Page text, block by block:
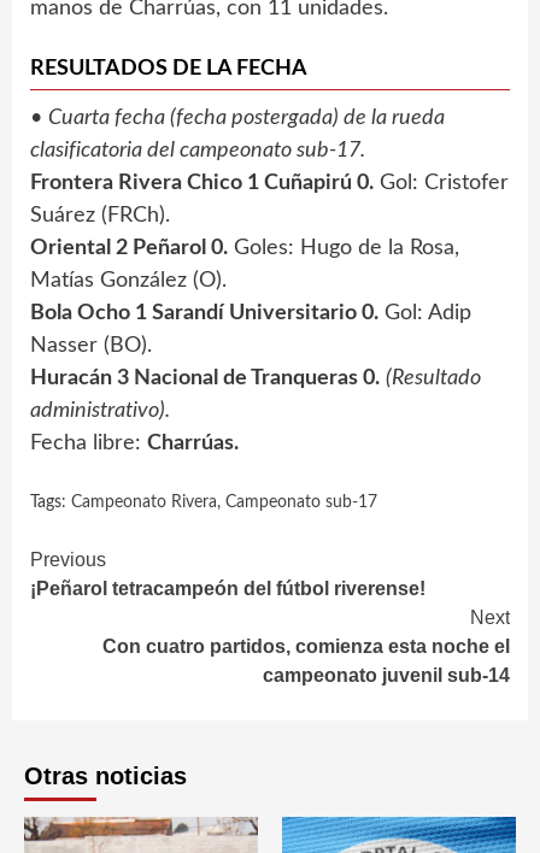
manos de Charrúas, con 11 unidades.
RESULTADOS DE LA FECHA
• Cuarta fecha (fecha postergada) de la rueda
clasificatoria del campeonato sub-17.
Frontera Rivera Chico 1 Cuñapirú 0. Gol: Cristofer
Suárez (FRCh).
Oriental 2 Peñarol 0. Goles: Hugo de la Rosa,
Matías González (O).
Bola Ocho 1 Sarandí Universitario 0. Gol: Adip
Nasser (BO).
Huracán 3 Nacional de Tranqueras 0. (Resultado
administrativo).
Fecha libre: Charrúas.
Tags: Campeonato Rivera, Campeonato sub-17
Continue
Reading
Previous
¡Peñarol tetracampeón del fútbol riverense!
Next
Con cuatro partidos, comienza esta noche el
campeonato juvenil sub-14
Otras noticias